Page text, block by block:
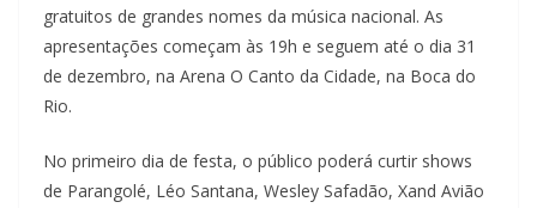
gratuitos de grandes nomes da música nacional. As
apresentações começam às 19h e seguem até o dia 31
de dezembro, na Arena O Canto da Cidade, na Boca do
Rio.
No primeiro dia de festa, o público poderá curtir shows
de Parangolé, Léo Santana, Wesley Safadão, Xand Avião